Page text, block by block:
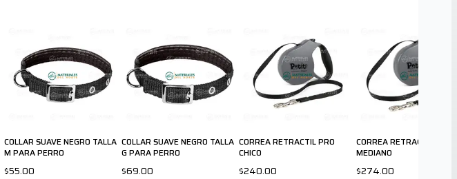
COLLAR SUAVE NEGRO TALLA
M PARA PERRO
$55.00
COLLAR SUAVE NEGRO TALLA
G PARA PERRO
$69.00
CORREA RETRACTIL PRO
CHICO
$240.00
CORREA RETRACTIL PRO
MEDIANO
$274.00